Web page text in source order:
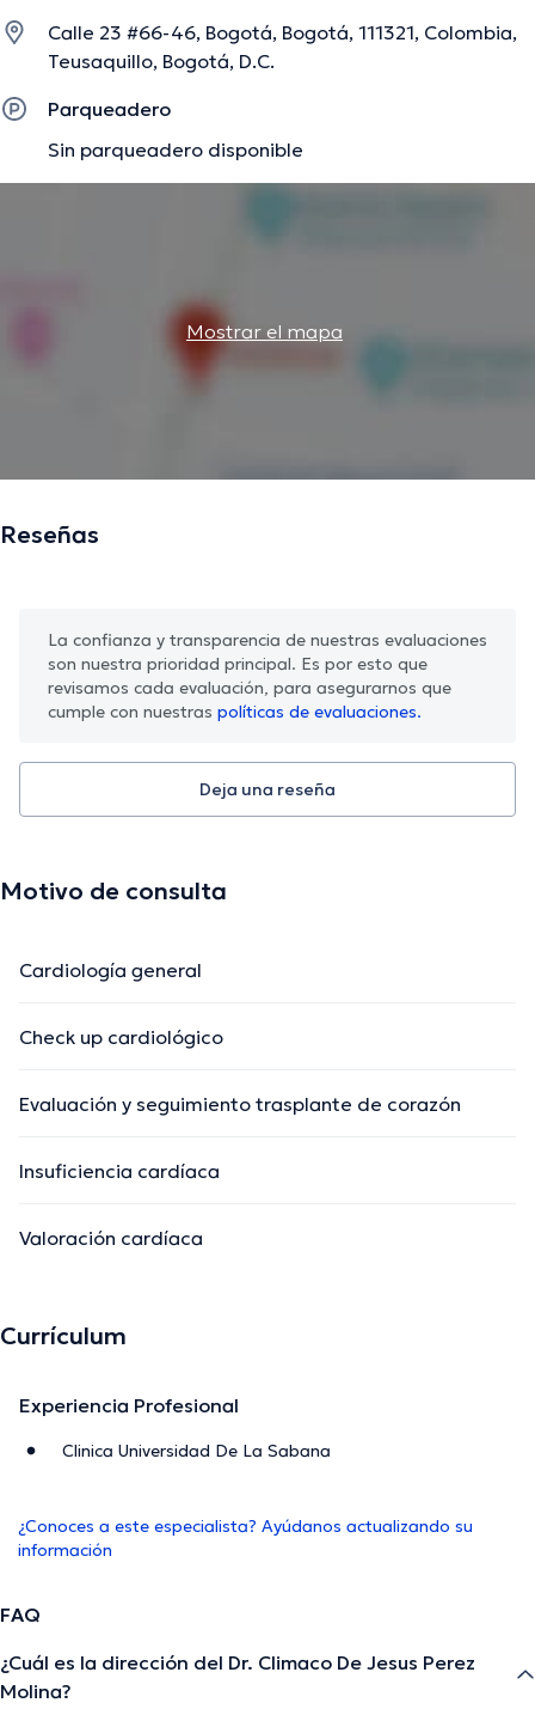
Calle 23 #66-46, Bogotá, Bogotá, 111321, Colombia,
Teusaquillo, Bogotá, D.C.
Parqueadero
Sin parqueadero disponible
Mostrar el mapa
Reseñas
La confianza y transparencia de nuestras evaluaciones
son nuestra prioridad principal. Es por esto que
revisamos cada evaluación, para asegurarnos que
cumple con nuestras políticas de evaluaciones.
Deja una reseña
Motivo de consulta
Cardiología general
Check up cardiológico
Evaluación y seguimiento trasplante de corazón
Insuficiencia cardíaca
Valoración cardíaca
Currículum
Experiencia Profesional
Clinica Universidad De La Sabana
¿Conoces a este especialista? Ayúdanos actualizando su
información
FAQ
¿Cuál es la dirección del Dr. Climaco De Jesus Perez
Molina?